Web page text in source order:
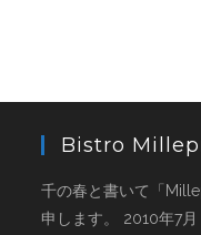
Bistro
千の春と書いて「
申します。 2010年7